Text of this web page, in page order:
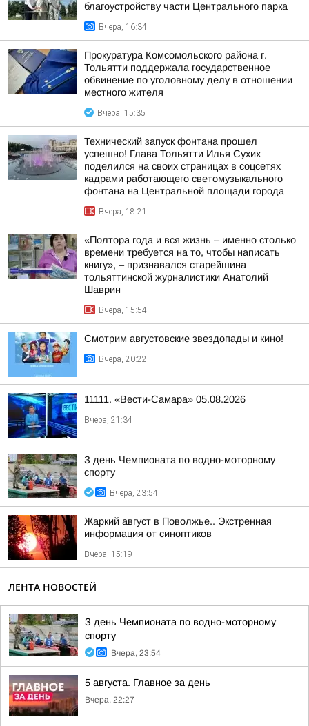
благоустройству части Центрального парка
Вчера, 16:34
Прокуратура Комсомольского района г.
Тольятти поддержала государственное
обвинение по уголовному делу в отношении
местного жителя
Вчера, 15:35
Технический запуск фонтана прошел
успешно! Глава Тольятти Илья Сухих
поделился на своих страницах в соцсетях
кадрами работающего светомузыкального
фонтана на Центральной площади города
Вчера, 18:21
«Полтора года и вся жизнь – именно столько
времени требуется на то, чтобы написать
книгу», – признавался старейшина
тольяттинской журналистики Анатолий
Шаврин
Вчера, 15:54
Смотрим августовские звездопады и кино!
Вчера, 20:22
11111. «Вести-Самара» 05.08.2026
Вчера, 21:34
З день Чемпионата по водно-моторному
спорту
Вчера, 23:54
Жаркий август в Поволжье.. Экстренная
информация от синоптиков
Вчера, 15:19
ЛЕНТА НОВОСТЕЙ
З день Чемпионата по водно-моторному
спорту
Вчера, 23:54
5 августа. Главное за день
Вчера, 22:27